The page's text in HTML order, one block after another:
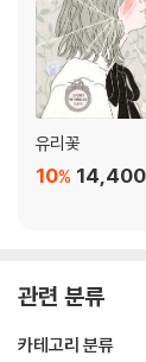
유리꽃
14,400
10%
관련 분류
카테고리 분류